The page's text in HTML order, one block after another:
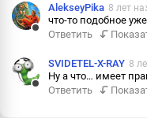
AlekseyPika 8 лет
что-то подобное
Ответить
SVIDETEL-X-RAY 8
Ну а что… имеет
Ответить